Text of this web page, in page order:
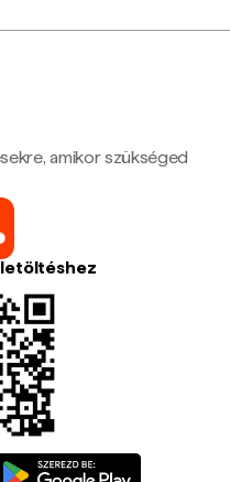
amikor szükséged
letöltéshez